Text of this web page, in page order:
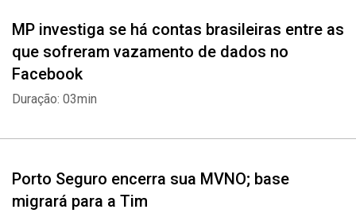
MP investiga se há contas brasileiras entre as
que sofreram vazamento de dados no
Facebook
Duração: 03min
Porto Seguro encerra sua MVNO; base
migrará para a Tim